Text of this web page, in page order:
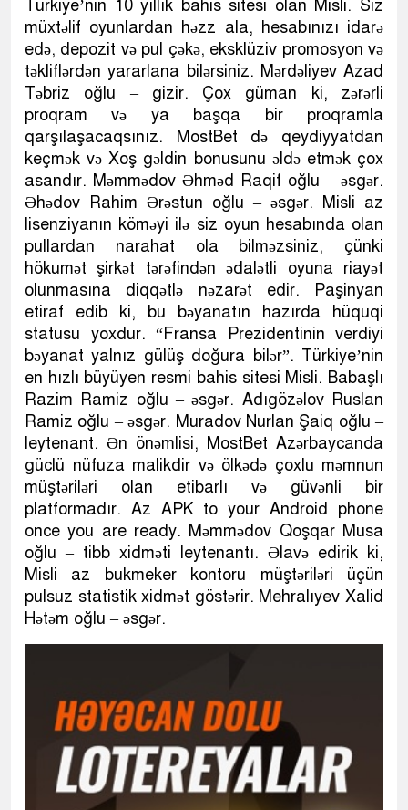
Türkiye’nin 10 yıllık bahis sitesi olan Misli. Siz
müxtəlif oyunlardan həzz ala, hesabınızı idarə
edə, depozit və pul çəkə, eksklüziv promosyon və
təkliflərdən yararlana bilərsiniz. Mərdəliyev Azad
Təbriz oğlu – gizir. Çox güman ki, zərərli
proqram və ya başqa bir proqramla
qarşılaşacaqsınız. MostBet də qeydiyyatdan
keçmək və Xoş gəldin bonusunu əldə etmək çox
asandır. Məmmədov Əhməd Raqif oğlu – əsgər.
Əhədov Rahim Ərəstun oğlu – əsgər. Misli az
lisenziyanın köməyi ilə siz oyun hesabında olan
pullardan narahat ola bilməzsiniz, çünki
hökumət şirkət tərəfindən ədalətli oyuna riayət
olunmasına diqqətlə nəzarət edir. Paşinyan
etiraf edib ki, bu bəyanatın hazırda hüquqi
statusu yoxdur. “Fransa Prezidentinin verdiyi
bəyanat yalnız gülüş doğura bilər”. Türkiye’nin
en hızlı büyüyen resmi bahis sitesi Misli. Babaşlı
Razim Ramiz oğlu – əsgər. Adıgözəlov Ruslan
Ramiz oğlu – əsgər. Muradov Nurlan Şaiq oğlu –
leytenant. Ən önəmlisi, MostBet Azərbaycanda
güclü nüfuza malikdir və ölkədə çoxlu məmnun
müştəriləri olan etibarlı və güvənli bir
platformadır. Az APK to your Android phone
once you are ready. Məmmədov Qoşqar Musa
oğlu – tibb xidməti leytenantı. Əlavə edirik ki,
Misli az bukmeker kontoru müştəriləri üçün
pulsuz statistik xidmət göstərir. Mehralıyev Xalid
Hətəm oğlu – əsgər.